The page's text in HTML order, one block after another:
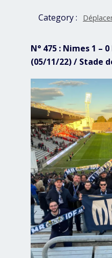
Category :
N° 475 : Nimes 1 –
(05/11/22) / Stade